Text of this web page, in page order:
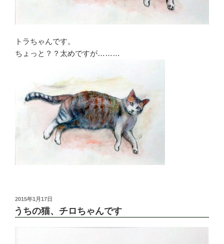
トラちゃんです。
ちょっと？？太めですが………
投
稿
日:
2015年1月17日
うちの猫、チロちゃんです